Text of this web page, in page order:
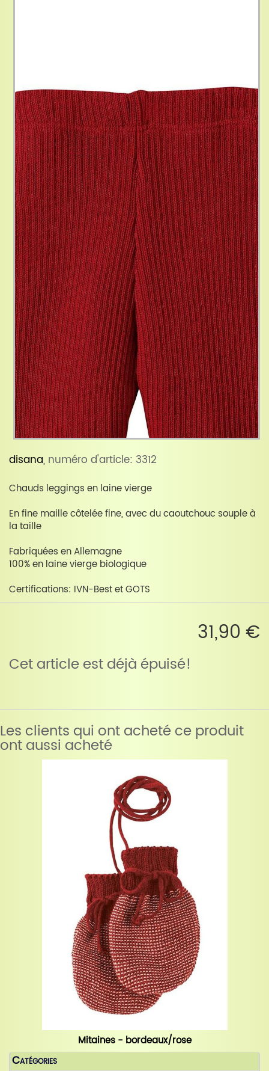
disana, numéro d'article: 3312
Chauds leggings en laine vierge
En fine maille côtelée fine, avec du caoutchouc souple à
la taille
Fabriquées en Allemagne
100% en laine vierge biologique
Certifications: IVN-Best et GOTS
31,90 €
Cet article est déjà épuisé!
Les clients qui ont acheté ce produit
ont aussi acheté
Mitaines - bordeaux/rose
Catégories